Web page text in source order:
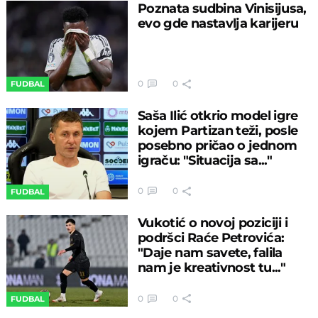
FUDBAL
Poznata sudbina Vinisijusa,
evo gde nastavlja karijeru
0 0
FUDBAL
Saša Ilić otkrio model igre
kojem Partizan teži, posle
posebno pričao o jednom
igraču: "Situacija sa..."
0 0
FUDBAL
Vukotić o novoj poziciji i
podršci Raće Petrovića:
"Daje nam savete, falila
nam je kreativnost tu..."
0 0